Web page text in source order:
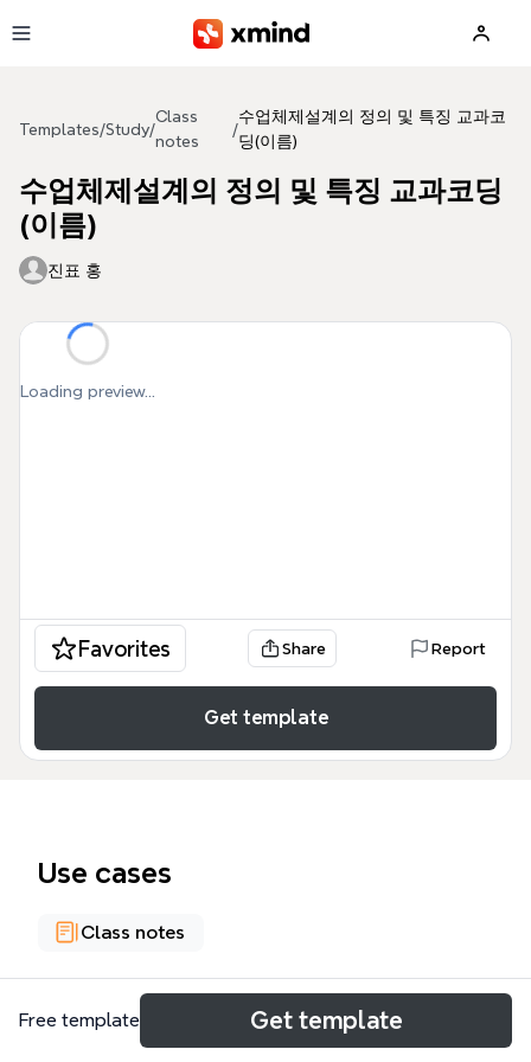
Templates/Study/
Class
notes
/
수업체제설계의 정의 및 특징 교과코
딩(이름)
수업체제설계의 정의 및 특징 교과코딩
(이름)
진표 홍
Loading preview...
Favorites Share Report
Get template
Use cases
Class notes
About
Free template Get template